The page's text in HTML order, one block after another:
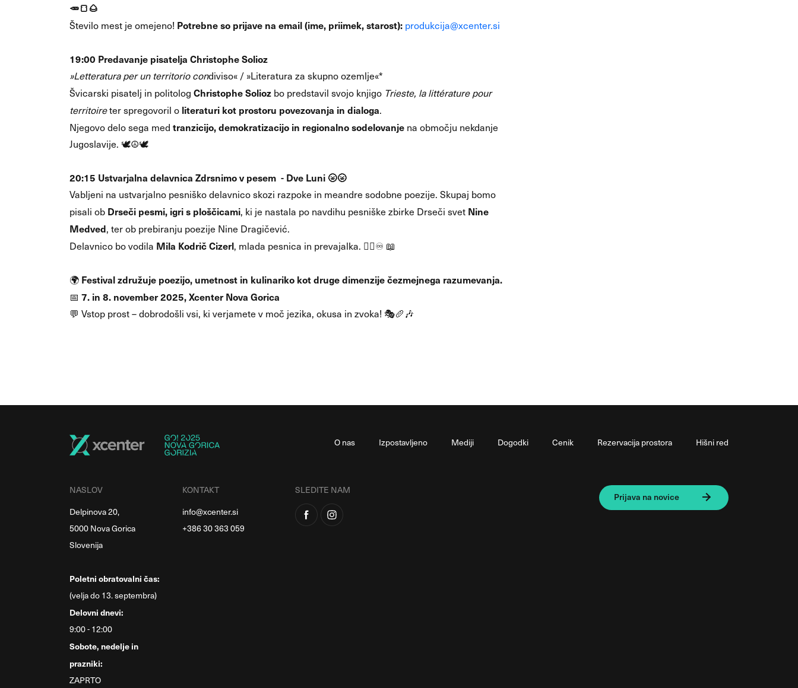
🥕🍞🌰
Število mest je omejeno! Potrebne so prijave na email (ime, priimek, starost): produkcija@xcenter.si
19:00 Predavanje pisatelja Christophe Solioz
»Letteratura per un territorio condiviso« / »Literatura za skupno ozemlje«*
Švicarski pisatelj in politolog Christophe Solioz bo predstavil svojo knjigo Trieste, la littérature pour
territoireter spregovoril o literaturi kot prostoru povezovanja in dialoga.
Njegovo delo sega med tranzicijo, demokratizacijo in regionalno sodelovanje na območju nekdanje
Jugoslavije. 🕊️☮️🕊️
20:15 Ustvarjalna delavnica Zdrsnimo v pesem - Dve Luni 🌝🌝
Vabljeni na ustvarjalno pesniško delavnico skozi razpoke in meandre sodobne poezije. Skupaj bomo
pisali ob Drseči pesmi, igri s ploščicami, ki je nastala po navdihu pesniške zbirke Drseči svet Nine
Medved, ter ob prebiranju poezije Nine Dragičević.
Delavnico bo vodila Mila Kodrič Cizerl, mlada pesnica in prevajalka. ✍🏻♾️ 📖
🌍 Festival združuje poezijo, umetnost in kulinariko kot druge dimenzije čezmejnega razumevanja.
📅 7. in 8. november 2025, Xcenter Nova Gorica
💬 Vstop prost – dobrodošli vsi, ki verjamete v moč jezika, okusa in zvoka! 🎭🥖🎶
O nas Izpostavljeno Mediji Dogodki Cenik Rezervacija prostora Hišni red
NASLOV
Delpinova 20,
5000 Nova Gorica
Slovenija
Poletni obratovalni čas:
(velja do 13. septembra)
Delovni dnevi:
9:00 - 12:00
Sobote, nedelje in
prazniki:
ZAPRTO
KONTAKT
info@xcenter.si
+386 30 363 059
SLEDITE NAM
Prijava na novice